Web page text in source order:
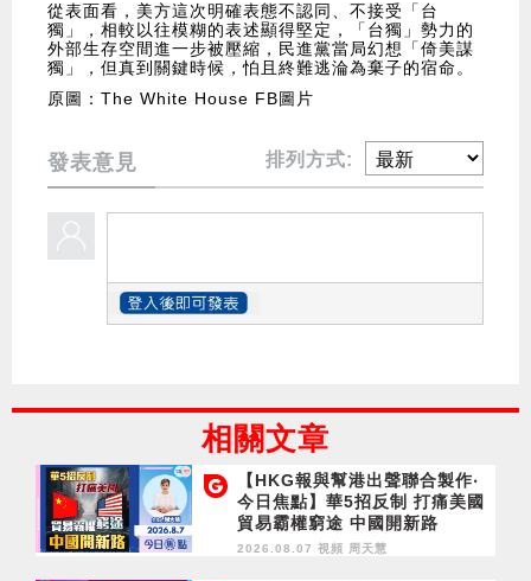
從表面看，美方這次明確表態不認同、不接受「台
獨」，相較以往模糊的表述顯得堅定，「台獨」勢力的
外部生存空間進一步被壓縮，民進黨當局幻想「倚美謀
獨」，但真到關鍵時候，怕且終難逃淪為棄子的宿命。
原圖：The White House FB圖片
發表意見 排列方式:
相關文章
【HKG報與幫港出聲聯合製作‧
今日焦點】華5招反制 打痛美國
貿易霸權窮途 中國開新路
2026.08.07 視頻 周天慧